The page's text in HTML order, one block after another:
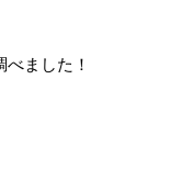
ました！